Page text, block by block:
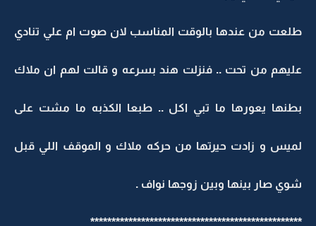
طلعت من عندها بالوقت المناسب لان صوت ام علي تنادي
عليهم من تحت .. فنزلت هند بسرعه و قالت لهم ان ملاك
بطنها يعورها ما تبي اكل .. طبعا الكذبه ما مشت على
لميس و زادت حيرتها من حركه ملاك و الموقف اللي قبل
شوي صار بينها وبين زوجها نواف .
**************************************************